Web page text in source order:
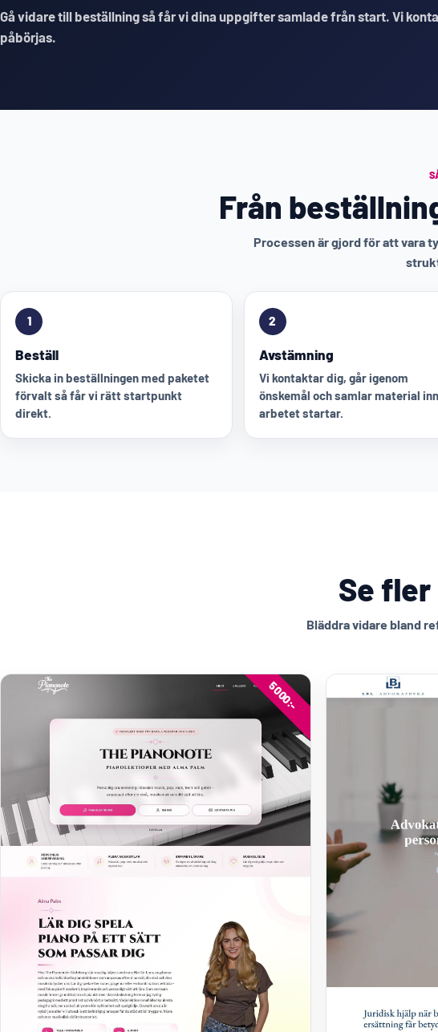
Gå vidare till beställning så får vi dina uppgifter samlade från start. Vi
påbörjas.
Från
Processen är gjord för att vara
1
Beställ
Skicka in beställningen med paketet
förvalt så får vi rätt startpunkt
direkt.
2
Avstämning
Vi kontaktar dig, går igenom
önskemål och samlar material
arbetet startar.
Se
Bläddra vidare bland
5000:-